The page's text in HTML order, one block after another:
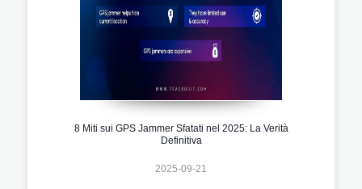
8 Miti sui GPS Jammer Sfatati nel 2025: La Verità
Definitiva
2025-09-21